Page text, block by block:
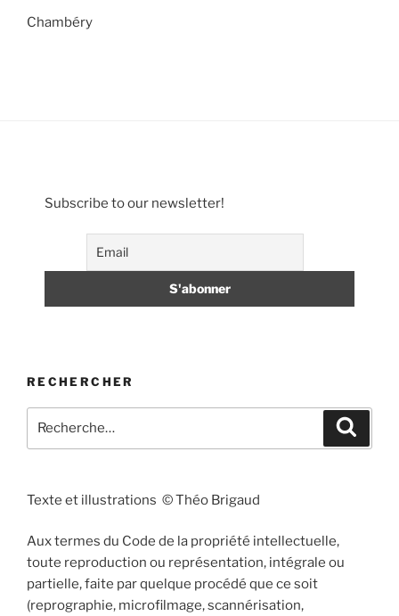
Chambéry
Subscribe to our newsletter!
RECHERCHER
pour
Texte et illustrations © Théo Brigaud
Aux termes du Code de la propriété intellectuelle,
toute reproduction ou représentation, intégrale ou
partielle, faite par quelque procédé que ce soit
(reprographie, microfilmage, scannérisation,